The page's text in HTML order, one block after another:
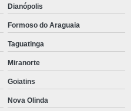
Dianópolis
Formoso do Araguaia
Taguatinga
Miranorte
Goiatins
Nova Olinda